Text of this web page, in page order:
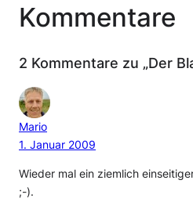
Kommentare
2 Kommentare zu „Der
Mario
1. Januar 2009
Wieder mal ein ziemlich
;-).